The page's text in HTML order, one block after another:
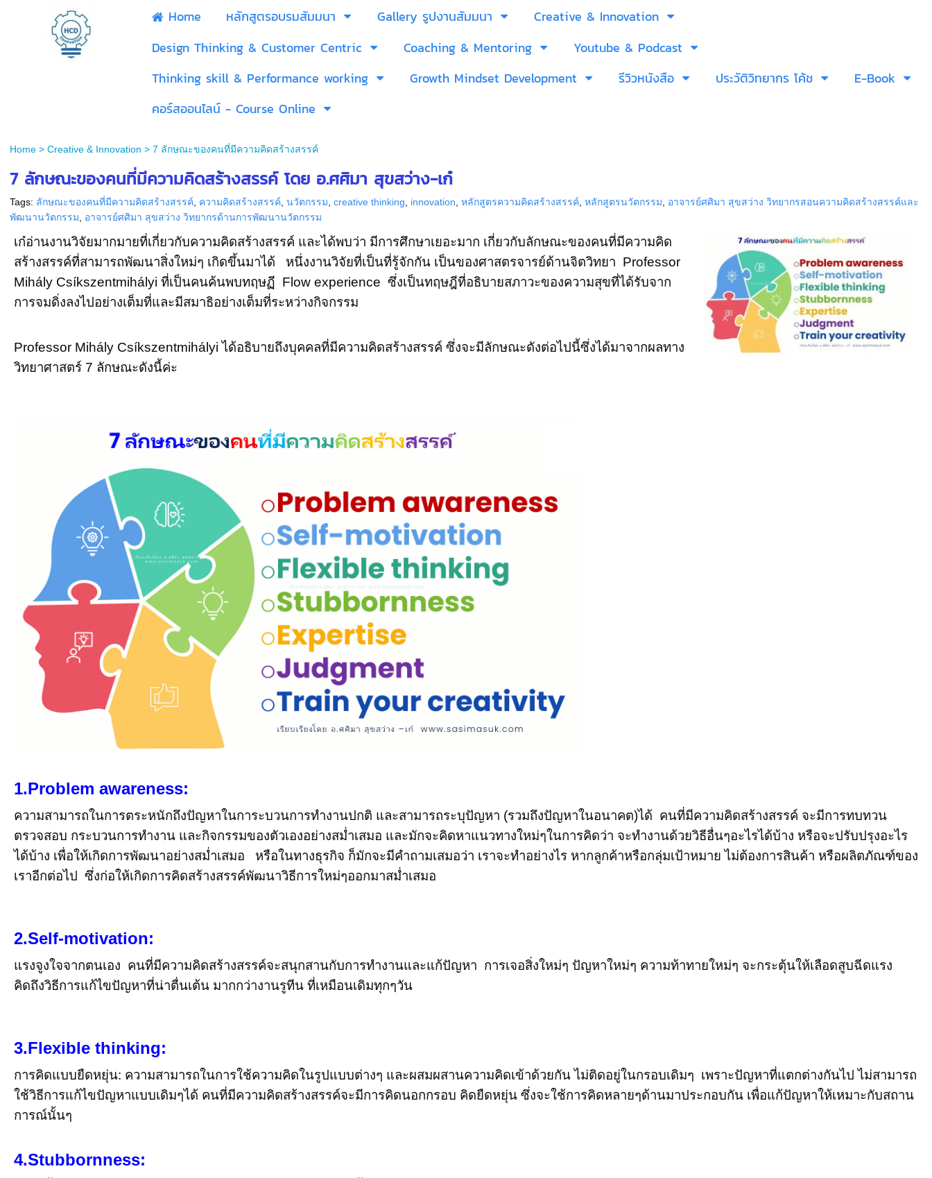
Home หลักสูตรอบรมสัมมนา Gallery รูปงานสัมมนา
Creative & Innovation
Design Thinking & Customer Centric
Coaching & Mentoring
Youtube & Podcast
Thinking skill & Performance working
Growth Mindset Development รีวิวหนังสือ ประวัติวิทยากร โค้ช
E-Book
คอร์สออนไลน์ - Course Online
Home> Creative & Innovation > 7 ลักษณะของคนที่มีความคิดสร้างสรรค์
7 ลักษณะของคนที่มีความคิดสร้างสรรค์ โดย อ.ศศิมา สุขสว่าง-เก๋
Tags: ลักษณะของคนที่มีความคิดสร้างสรรค์ ความคิดสร้างสรรค์ นวัตกรรม creative thinking innovation หลักสูตรความคิดสร้างสรรค์ หลักสูตรนวัตกรรม
อาจารย์ศศิมา สุขสว่าง วิทยากรสอนความคิดสร้างสรรค์และ
พัฒนานวัตกรรม
อาจารย์ศศิมา สุขสว่าง วิทยากรด้านการพัฒนานวัตกรรม
เก๋อ่านงานวิจัยมากมายที่เกี่ยวกับความคิดสร้างสรรค์ และได้พบว่า มีการศึกษาเยอะมาก เกี่ยวกับลักษณะของคนที่มีความคิด
สร้างสรรค์ที่สามารถพัฒนาสิ่งใหม่ๆ เกิดขึ้นมาได้ หนึ่งงานวิจัยที่เป็นที่รู้จักกัน เป็นของศาสตรจารย์ด้านจิตวิทยา Professor
Mihály Csíkszentmihályi ที่เป็นคนค้นพบทฤษฏี Flow experience ซึ่งเป็นทฤษฎีที่อธิบายสภาวะของความสุขที่ได้รับจาก
การจมดิ่งลงไปอย่างเต็มที่และมีสมาธิอย่างเต็มที่ระหว่างกิจกรรม
Professor Mihály Csíkszentmihályi ได้อธิบายถึงบุคคลที่มีความคิดสร้างสรรค์ ซึ่งจะมีลักษณะดังต่อไปนี้ซึ่งได้มาจากผลทาง
วิทยาศาสตร์ 7 ลักษณะดังนี้ค่ะ
1.Problem awareness:
ความสามารถในการตระหนักถึงปัญหาในการะบวนการทำงานปกติ และสามารถระบุปัญหา (รวมถึงปัญหาในอนาคต)ได้ คนที่มีความคิดสร้างสรรค์ จะมีการทบทวน
ตรวจสอบ กระบวนการทำงาน และกิจกรรมของตัวเองอย่างสม่ำเสมอ และมักจะคิดหาแนวทางใหม่ๆในการคิดว่า จะทำงานด้วยวิธีอื่นๆอะไรได้บ้าง หรือจะปรับปรุงอะไร
ได้บ้าง เพื่อให้เกิดการพัฒนาอย่างสม่ำเสมอ หรือในทางธุรกิจ ก็มักจะมีคำถามเสมอว่า เราจะทำอย่างไร หากลูกค้าหรือกลุ่มเป้าหมาย ไม่ต้องการสินค้า หรือผลิตภัณฑ์ของ
เราอีกต่อไป ซึ่งก่อให้เกิดการคิดสร้างสรรค์พัฒนาวิธีการใหม่ๆออกมาสม่ำเสมอ
2.Self-motivation:
แรงจูงใจจากตนเอง คนที่มีความคิดสร้างสรรค์จะสนุกสานกับการทำงานและแก้ปัญหา การเจอสิ่งใหม่ๆ ปัญหาใหม่ๆ ความท้าทายใหม่ๆ จะกระตุ้นให้เลือดสูบฉีดแรง
คิดถึงวิธีการแก้ไขปัญหาที่น่าตื่นเต้น มากกว่างานรูทีน ที่เหมือนเดิมทุกๆวัน
3.Flexible thinking:
การคิดแบบยืดหยุ่น: ความสามารถในการใช้ความคิดในรูปแบบต่างๆ และผสมผสานความคิดเข้าด้วยกัน ไม่ติดอยู่ในกรอบเดิมๆ เพราะปัญหาที่แตกต่างกันไป ไม่สามารถ
ใช้วิธีการแก้ไขปัญหาแบบเดิมๆได้ คนที่มีความคิดสร้างสรรค์จะมีการคิดนอกกรอบ คิดยืดหยุ่น ซึ่งจะใช้การคิดหลายๆด้านมาประกอบกัน เพื่อแก้ปัญหาให้เหมาะกับสถาน
การณ์นั้นๆ
4.Stubbornness: